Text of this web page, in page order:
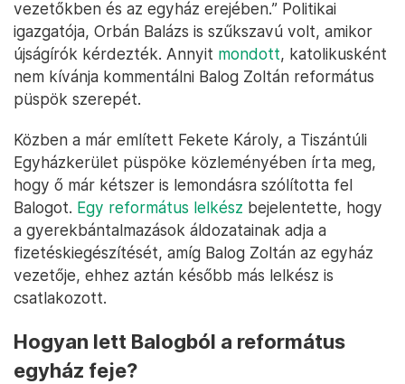
vezetőkben és az egyház erejében.” Politikai
igazgatója, Orbán Balázs is szűkszavú volt, amikor
újságírók kérdezték. Annyit mondott, katolikusként
nem kívánja kommentálni Balog Zoltán református
püspök szerepét.
Közben a már említett Fekete Károly, a Tiszántúli
Egyházkerület püspöke közleményében írta meg,
hogy ő már kétszer is lemondásra szólította fel
Balogot. Egy református lelkész bejelentette, hogy
a gyerekbántalmazások áldozatainak adja a
fizetéskiegészítését, amíg Balog Zoltán az egyház
vezetője, ehhez aztán később más lelkész is
csatlakozott.
Hogyan lett Balogból a református
egyház feje?